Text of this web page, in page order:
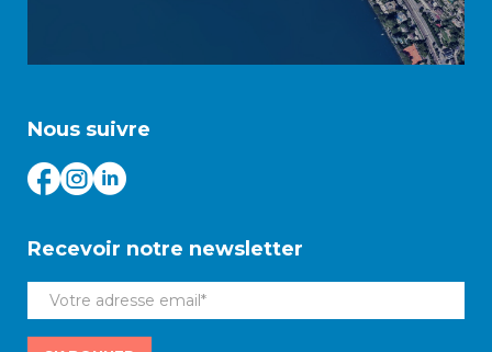
Nous suivre
Recevoir notre newsletter